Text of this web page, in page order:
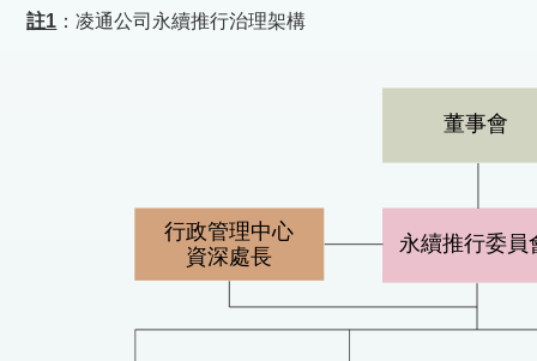
註1 ：凌通公司永續推行治理架構